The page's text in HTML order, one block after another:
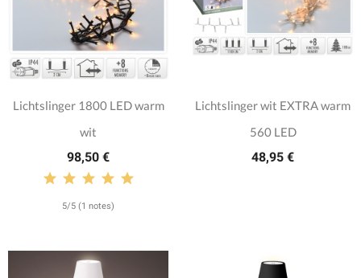
Lichtslinger 1800 LED warm
wit
98,50 €
5/5 (1 notes)
Lichtslinger wit EXTRA warm
560 LED
48,95 €